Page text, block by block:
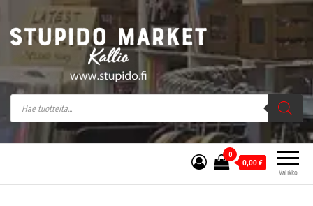
Stupido Market – verkossa ja kivijalassa
Stupido Market on vaihtoehtomusaan
erikoistunut verkko- sekä
kivijalkakauppa Helsingissä Kallion
sydämessä.
Valikko
0
0,00€